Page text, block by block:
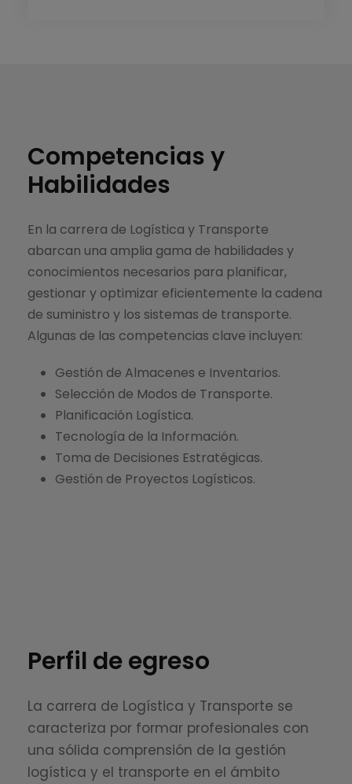
Competencias y
Habilidades
En la carrera de Logística y Transporte
abarcan una amplia gama de habilidades y
conocimientos necesarios para planificar,
gestionar y optimizar eficientemente la cadena
de suministro y los sistemas de transporte.
Algunas de las competencias clave incluyen:
Gestión de Almacenes e Inventarios.
Selección de Modos de Transporte.
Planificación Logística.
Tecnología de la Información.
Toma de Decisiones Estratégicas.
Gestión de Proyectos Logísticos.
Perfil de egreso
La carrera de Logística y Transporte se
caracteriza por formar profesionales con
una sólida comprensión de la gestión
logística y el transporte en el ámbito